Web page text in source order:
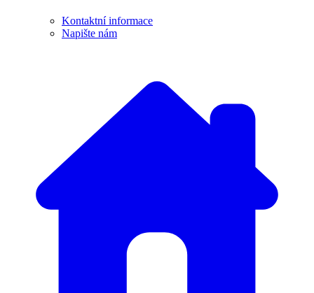
Kontaktní informace
Napište nám